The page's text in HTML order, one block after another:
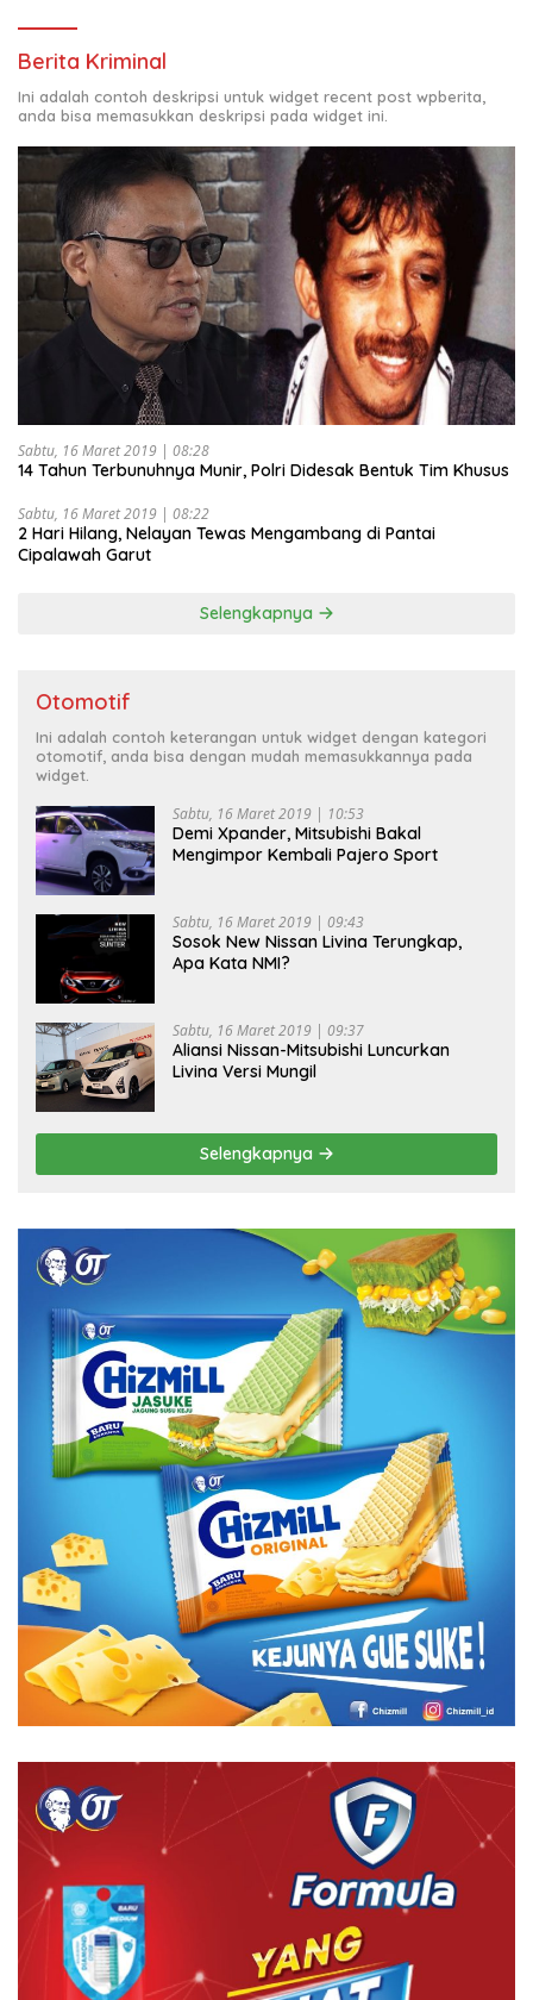
Berita Kriminal
Ini adalah contoh deskripsi untuk widget recent post wpberita,
anda bisa memasukkan deskripsi pada widget ini.
Sabtu, 16 Maret 2019 | 08:28
14 Tahun Terbunuhnya Munir, Polri Didesak Bentuk Tim Khusus
Sabtu, 16 Maret 2019 | 08:22
2 Hari Hilang, Nelayan Tewas Mengambang di Pantai
Cipalawah Garut
Selengkapnya
Otomotif
Ini adalah contoh keterangan untuk widget dengan kategori
otomotif, anda bisa dengan mudah memasukkannya pada
widget.
Sabtu, 16 Maret 2019 | 10:53
Demi Xpander, Mitsubishi Bakal
Mengimpor Kembali Pajero Sport
Sabtu, 16 Maret 2019 | 09:43
Sosok New Nissan Livina Terungkap,
Apa Kata NMI?
Sabtu, 16 Maret 2019 | 09:37
Aliansi Nissan-Mitsubishi Luncurkan
Livina Versi Mungil
Selengkapnya